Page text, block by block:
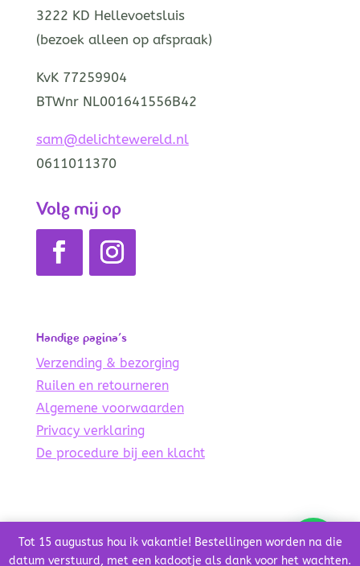
Tot 15 augustus hou ik vakantie! Bestellingen worden na die
datum verstuurd, met een kadootje als dank voor het wachten.
3222 KD Hellevoetsluis
(bezoek alleen op afspraak)
KvK 77259904
BTWnr NL001641556B42
sam@delichtewereld.nl
0611011370
Volg mij op
Handige pagina’s
Verzending & bezorging
Ruilen en retourneren
Algemene voorwaarden
Privacy verklaring
De procedure bij een klacht
Credits